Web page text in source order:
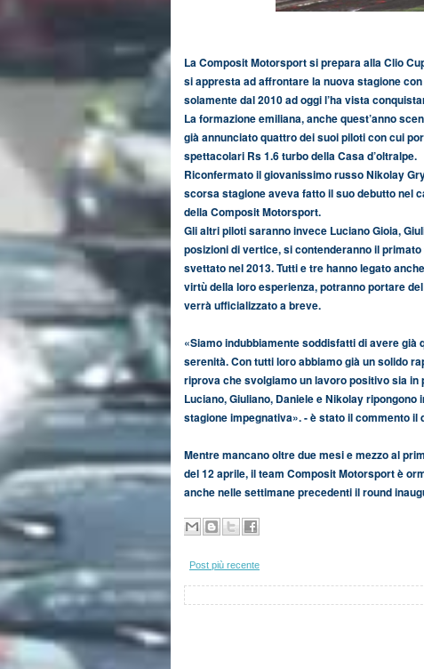
La Composit Motorsport si prepara alla Clio
si appresta ad affrontare la nuova stagione
solamente dal 2010 ad oggi l’ha vista
La formazione emiliana, anche quest’anno
già annunciato quattro dei suoi piloti con cui
spettacolari Rs 1.6 turbo della Casa d’oltralpe.
Riconfermato il giovanissimo russo Nikolay
scorsa stagione aveva fatto il suo debutto nel
della Composit Motorsport.
Gli altri piloti saranno invece Luciano Gioia,
posizioni di vertice, si contenderanno il
svettato nel 2013. Tutti e tre hanno legato
virtù della loro esperienza, potranno portare
verrà ufficializzato a breve.
«Siamo indubbiamente soddisfatti di avere
serenità. Con tutti loro abbiamo già un solido
riprova che svolgiamo un lavoro positivo sia
Luciano, Giuliano, Daniele e Nikolay
stagione impegnativa». - è stato il commento
Mentre mancano oltre due mesi e mezzo al
del 12 aprile, il team Composit Motorsport è
anche nelle settimane precedenti il round
Post più recente